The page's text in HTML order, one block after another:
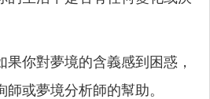
果你對夢境的含義感到困惑，
或夢境分析師的幫助。